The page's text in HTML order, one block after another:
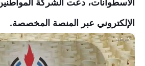
الأسطوانات، دعت الشركة
الإلكتروني عبر المنصة المخصصة.